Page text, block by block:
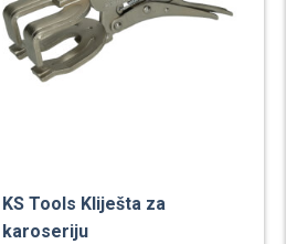
KS Tools Kliješta za
karoseriju